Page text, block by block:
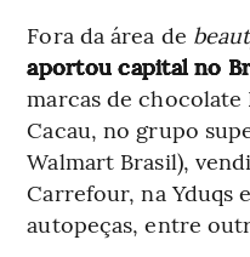
Fora da área de
aportou capital no
marcas de chocolate
Cacau, no grupo
Walmart Brasil),
Carrefour, na Yduqs
autopeças, entre